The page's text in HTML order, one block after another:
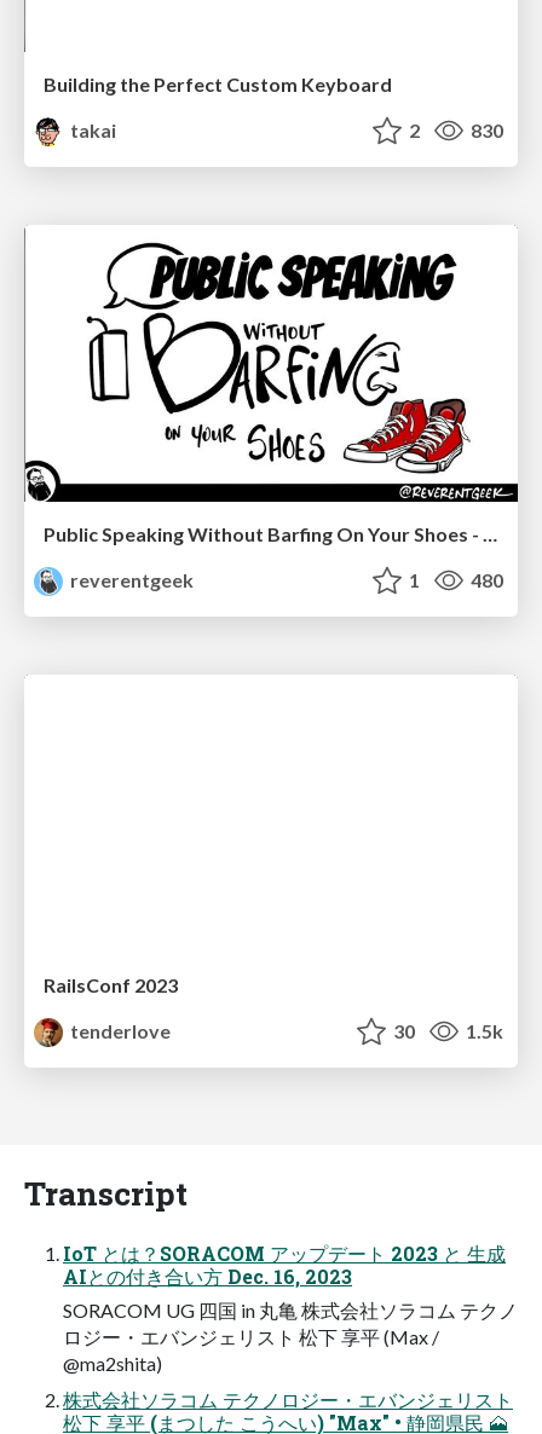
Building the Perfect Custom Keyboard
takai
2 830
Public Speaking Without Barfing On Your Shoes - THAT 2023
reverentgeek
1 480
RailsConf 2023
tenderlove
30 1.5k
Transcript
IoT とは？SORACOM アップデート 2023 と 生成
AIとの付き合い方 Dec. 16, 2023
SORACOM UG 四国 in 丸亀 株式会社ソラコム テクノ
ロジー・エバンジェリスト 松下 享平 (Max /
@ma2shita)
株式会社ソラコム テクノロジー・エバンジェリスト
松下 享平 (まつした こうへい) "Max" • 静岡県民 🗻